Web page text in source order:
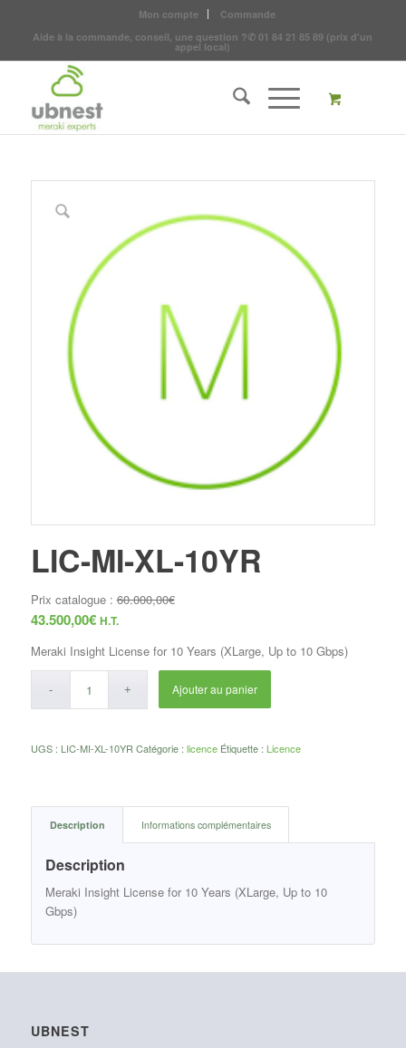
Mon compte
Commande
Aide à la commande, conseil, une question ?✆ 01 84 21 85 89 (prix d'un
appel local)
LIC-MI-XL-10YR
Prix catalogue :60.000,00€
43.500,00€ H.T.
Meraki Insight License for 10 Years (XLarge, Up to 10 Gbps)
Ajouter au panier
UGS : LIC-MI-XL-10YR Catégorie : licence Étiquette : Licence
Description Informations complémentaires
Description
Meraki Insight License for 10 Years (XLarge, Up to 10
Gbps)
UBNEST